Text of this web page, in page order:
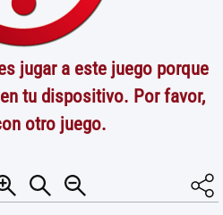
jugar a este juego porque
tu dispositivo. Por favor,
otro juego.